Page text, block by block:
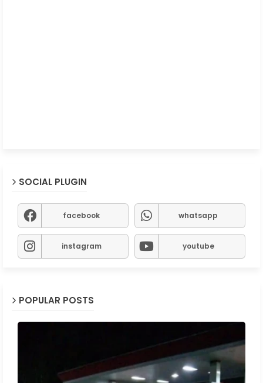
SOCIAL PLUGIN
facebook whatsapp
instagram youtube
POPULAR POSTS